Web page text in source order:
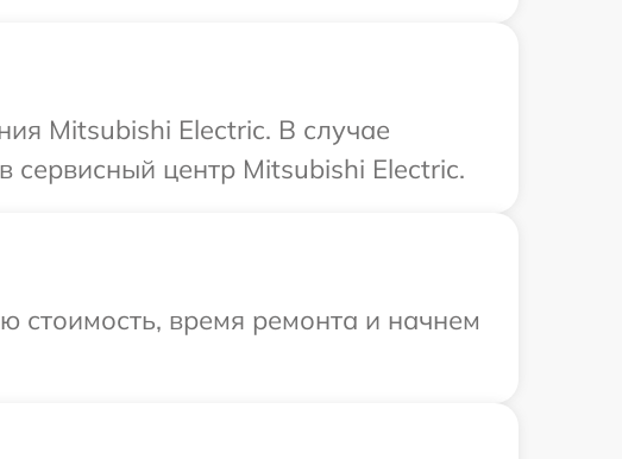
Mitsubishi Electric. В случае
сервисный центр Mitsubishi Electric.
стоимость, время ремонта и начнем